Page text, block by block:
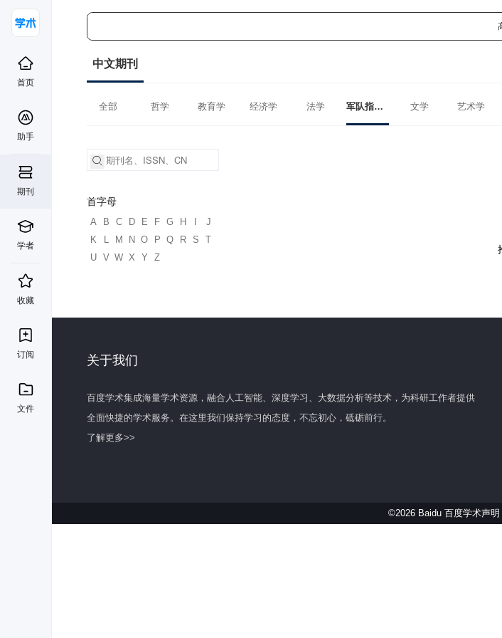
首页
助手
期刊
学者
收藏
订阅
文件
中文期刊
全部 哲学 教育学 经济学 法学 军队指挥学 文学 艺术学
首字母
A B C D E F G H
J
K
L M N O P Q R S
T
U
V W X Y Z
关于我们
百度学术集成海量学术资源，融合人工智能、深度学习、大数据分析等技术，为科研工作者提供
全面快捷的学术服务。在这里我们保持学习的态度，不忘初心，砥砺前行。
了解更多>>
©2026 Baidu 百度学术声明